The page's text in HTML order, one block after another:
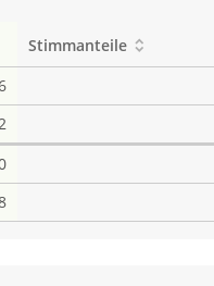
Stimmanteile